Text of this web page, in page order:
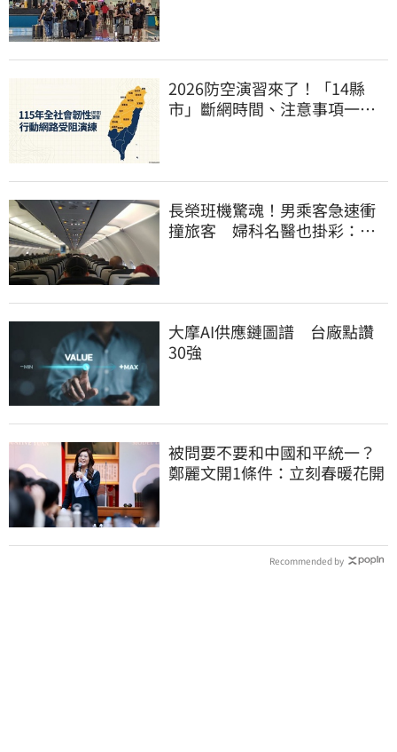
2026防空演習來了！「14縣
市」斷網時間、注意事項一次
長榮班機驚魂！男乘客急速衝
撞旅客 婦科名醫也掛彩：全
大摩AI供應鏈圖譜 台廠點讚
30強
被問要不要和中國和平統一？
鄭麗文開1條件：立刻春暖花開
Recommended by